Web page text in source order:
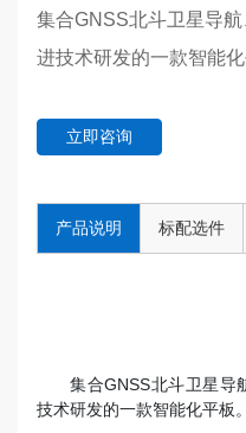
集合GNSS北斗卫星导
进技术研发的一款智能化
立即咨询
产品说明 标配选件
集合GNSS北斗卫星导
技术研发的一款智能化平板。